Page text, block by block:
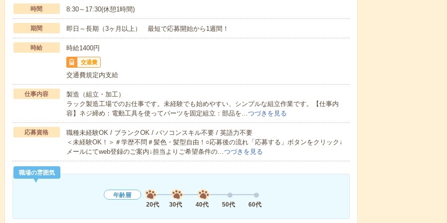
時間 8:30～17:30(休憩1時間)
期間 即日～長期（3ヶ月以上） 最短で応募開始から1週間！
時給 時給1400円
交通費
交通費規定内支給
仕事内容
製造（組立・加工）
ラック製造工場でのお仕事です。未経験でも始めやすい、シンプルな組立作業です。【仕事内
容】ネジ締め：電動工具を使ってパーツを固定組立：部品を… つづきを見る
応募資格
職種未経験OK / ブランクOK / パソコンスキル不要 / 英語力不要
＜未経験OK！＞＃学歴不問＃髪色・髪型自由！○応募後の流れ「応募する」ボタンをクリック↓
メールにてweb登録のご案内↓担当よりご希望条件の… つづきを見る
職場の雰囲気
年齢層
20代
30代 40代 50代 60代